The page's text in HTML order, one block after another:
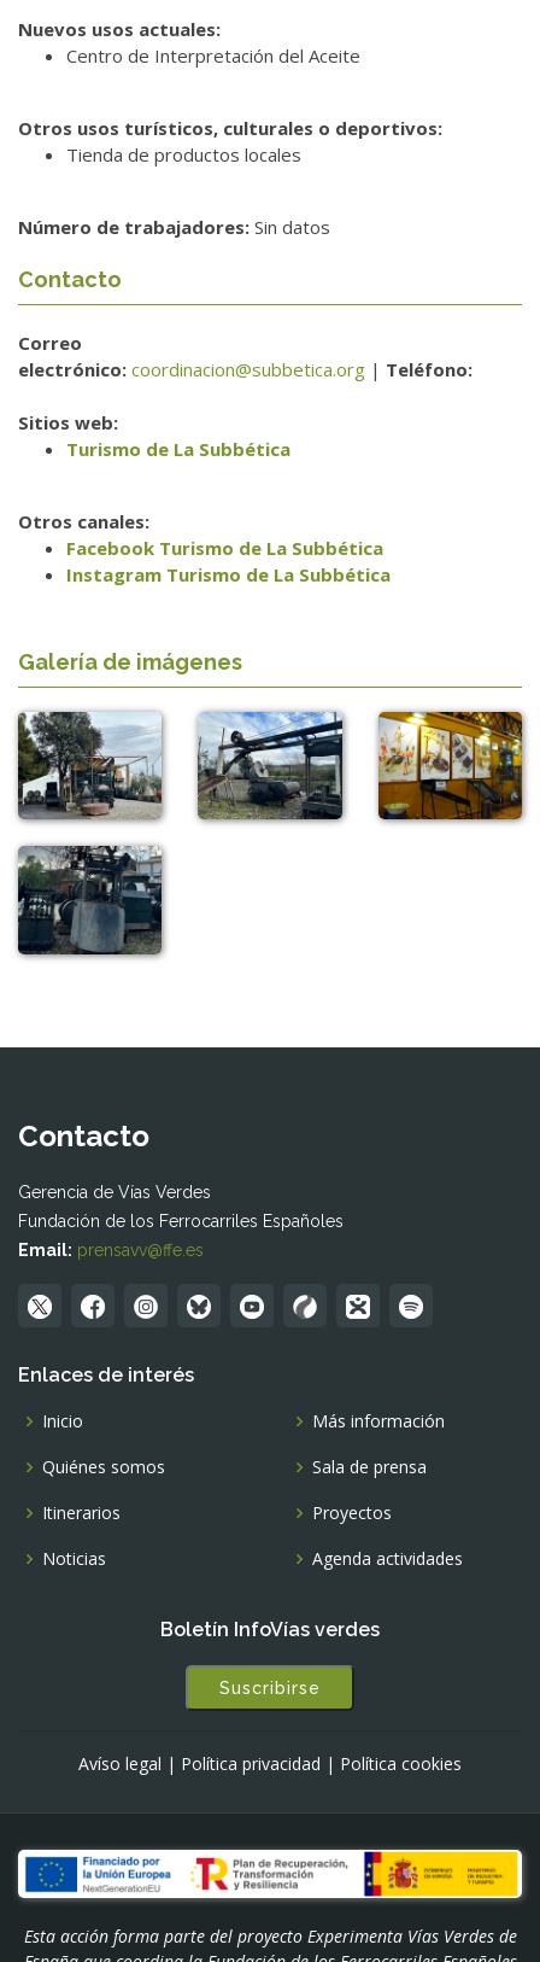
Nuevos usos actuales:
Centro de Interpretación del Aceite
Otros usos turísticos, culturales o deportivos:
Tienda de productos locales
Número de trabajadores: Sin datos
Contacto
Correo
electrónico: coordinacion@subbetica.org | Teléfono:
Sitios web:
Turismo de La Subbética
Otros canales:
Facebook Turismo de La Subbética
Instagram Turismo de La Subbética
Galería de imágenes
Contacto
Gerencia de Vías Verdes
Fundación de los Ferrocarriles Españoles
Email: prensavv@ffe.es
Enlaces de interés
Inicio
Quiénes somos
Itinerarios
Noticias
Más información
Sala de prensa
Proyectos
Agenda actividades
Boletín InfoVías verdes
Suscribirse
Avíso legal | Política privacidad | Política cookies
Esta acción forma parte del proyecto Experimenta Vías Verdes de